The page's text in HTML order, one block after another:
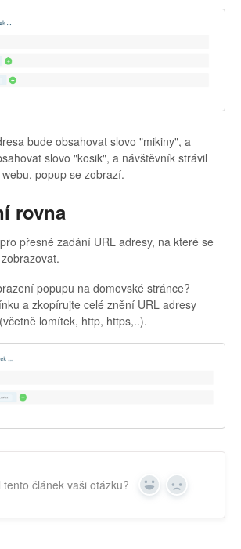
bude obsahovat slovo "mikiny", a
slovo "kosik", a návštěvník strávil
popup se zobrazí.
rovna
přesné zadání URL adresy, na které se
popupu na domovské stránce?
a zkopírujte celé znění URL adresy
lomítek, http, https,..).
článek vaši otázku? Yes No